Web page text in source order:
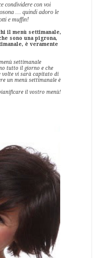
condividere con voi
… quindi adoro le
e muffin!
il menù settimanale,
sono una pigrona,
è veramente
settimanale
tutto il giorno e che
volte vi sarà capitato di
un menù settimanale è
il vostro menù!